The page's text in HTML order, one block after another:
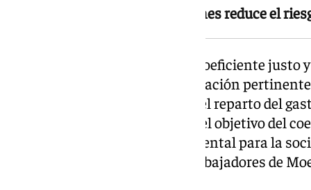
plantilla con trabajadores jóvenes reduce el
«Nuestro colectivo solicita un coeficiente justo
podamos entragar la documentación
arcas públicas. Reivindicamos el reparto del
patronal y trabajador para que el objetivo del
colectivo de incidencia fundamental para la
representante del comité de trabajadores de